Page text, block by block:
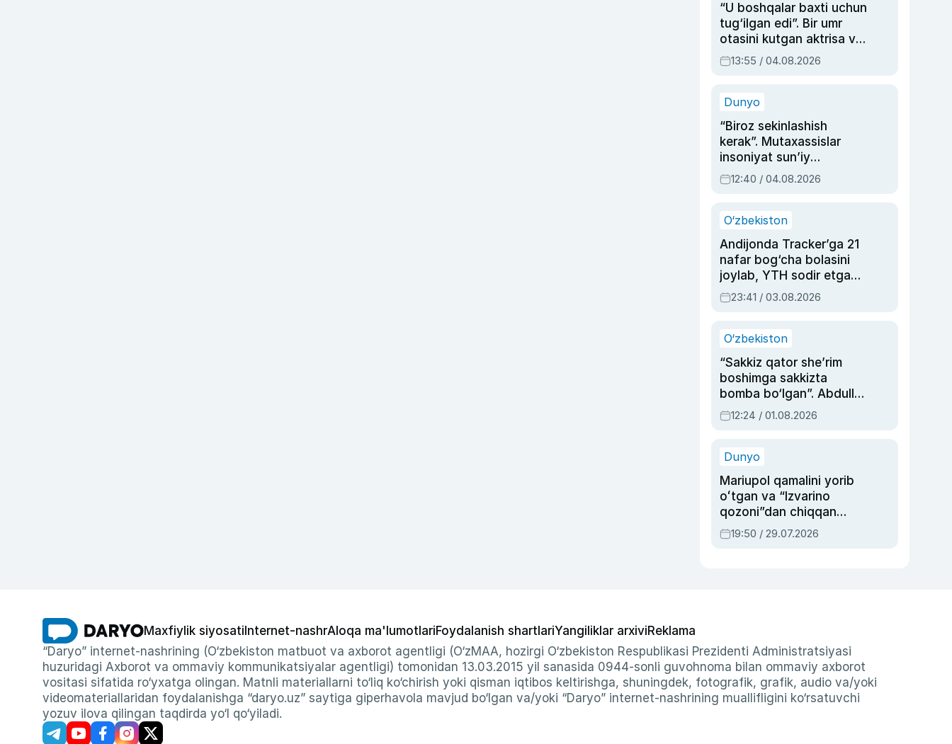
“U boshqalar baxti uchun
tug‘ilgan edi”. Bir umr
otasini kutgan aktrisa va
dublyaj ustasi Rimma
Ahmedovaning
13:55 / 04.08.2026
Dunyo
“Biroz sekinlashish
kerak”. Mutaxassislar
insoniyat sun’iy
intellektni boshqara
olmay qolishidan xavotir
12:40 / 04.08.2026
O‘zbekiston
Andijonda Tracker’ga 21
nafar bog‘cha bolasini
joylab, YTH sodir etgan
ayolga sud hukmi o‘qildi
23:41 / 03.08.2026
O‘zbekiston
“Sakkiz qator she’rim
boshimga sakkizta
bomba bo‘lgan”. Abdulla
Oripovni siyosiy
ayblovlardan asrab
12:24 / 01.08.2026
Dunyo
Mariupol qamalini yorib
oʻtgan va “Izvarino
qozoni”dan chiqqan
qahramon — Ukraina
armiyasi bosh
19:50 / 29.07.2026
Maxfiylik siyosati Internet-nashrAloqa ma'lumotlariFoydalanish shartlariYangiliklar arxiviReklama
“Daryo” internet-nashrining (O‘zbekiston matbuot va axborot agentligi (O‘zMAA, hozirgi O‘zbekiston Respublikasi Prezidenti Administratsiyasi
huzuridagi Axborot va ommaviy kommunikatsiyalar agentligi) tomonidan 13.03.2015 yil sanasida 0944-sonli guvohnoma bilan ommaviy axborot
vositasi sifatida ro‘yxatga olingan. Matnli materiallarni to‘liq ko‘chirish yoki qisman iqtibos keltirishga, shuningdek, fotografik, grafik, audio va/yoki
videomateriallaridan foydalanishga “daryo.uz” saytiga giperhavola mavjud bo‘lgan va/yoki “Daryo” internet-nashrining muallifligini ko‘rsatuvchi
yozuv ilova qilingan taqdirda yo‘l qo‘yiladi.